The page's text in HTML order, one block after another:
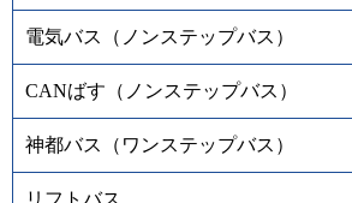
電気バス（ノンステップバス）
CANばす（ノンステップバス）
神都バス（ワンステップバス）
リフトバス